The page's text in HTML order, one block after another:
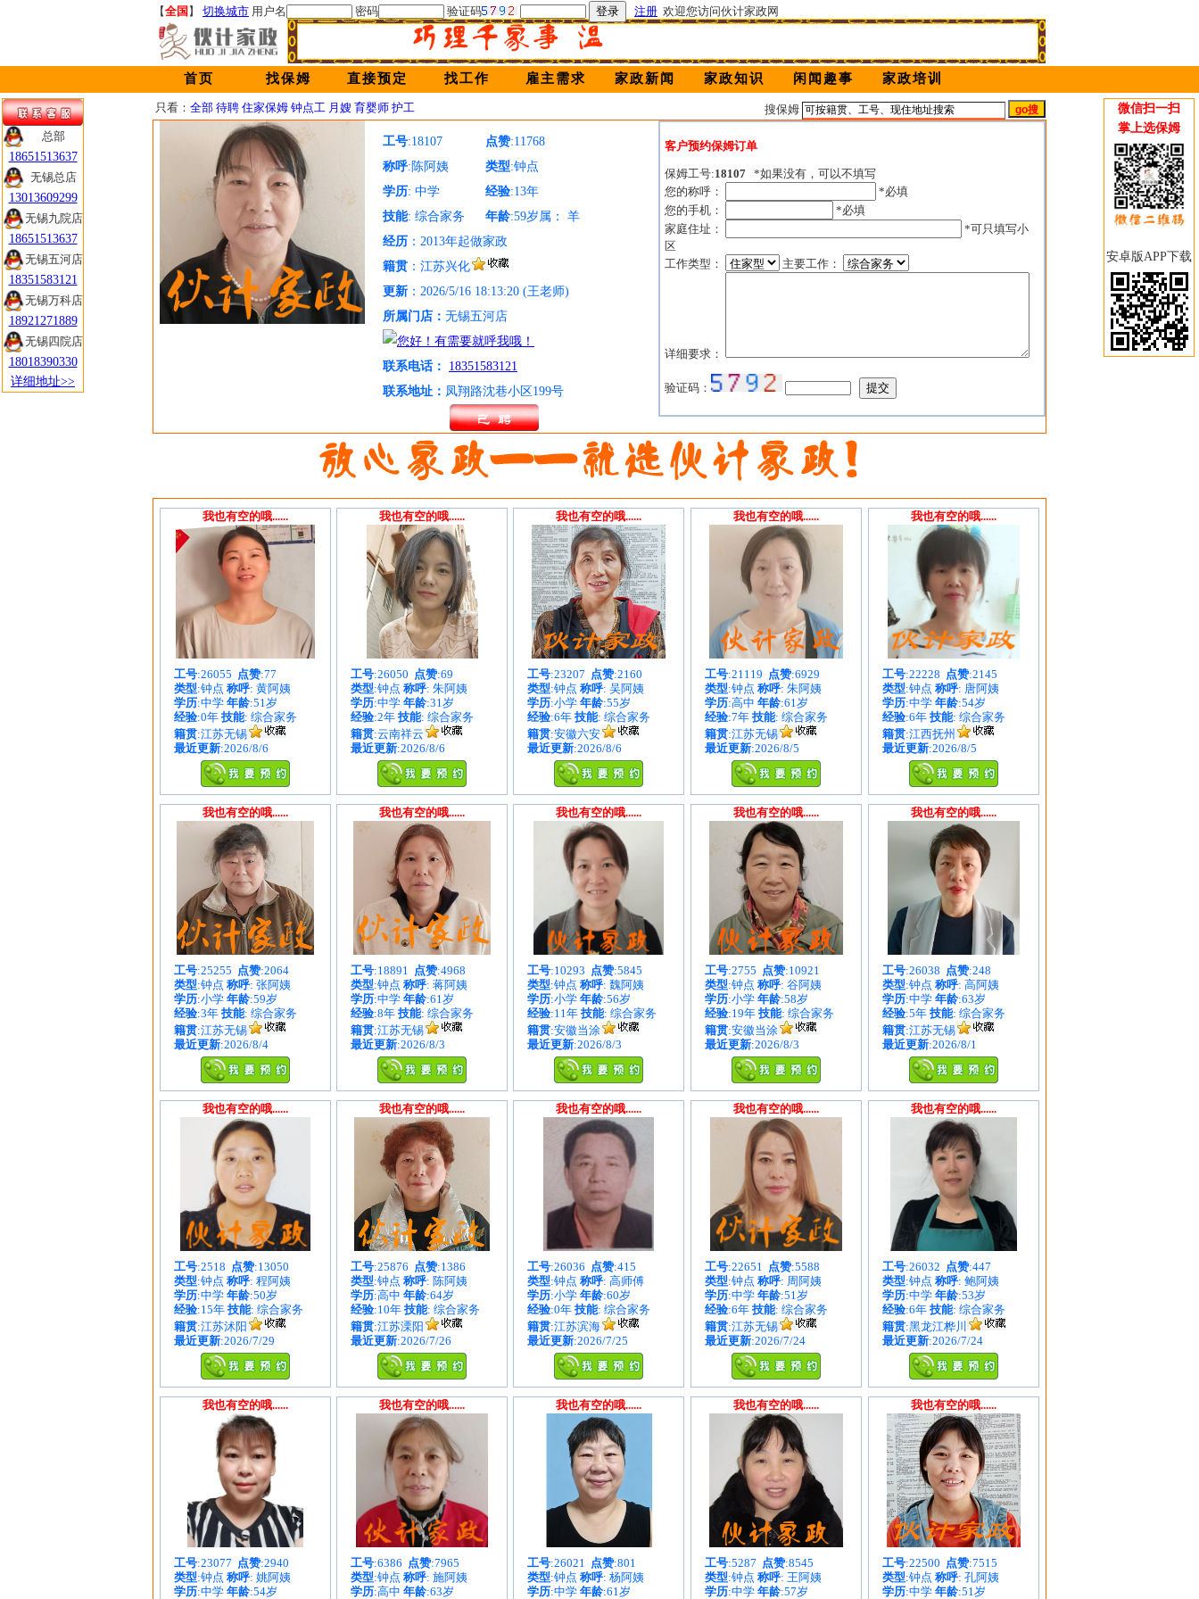
【全国 】 切换城市 用户名 密码 验证码 注册 欢迎您访问伙计家政网
首页 找保姆 直接预定 找工作 雇主需求 家政新闻 家政知识 闲闻趣事 家政培训
只看： 全部 待聘 住家保姆 钟点工 月嫂 育婴师 护工 搜保姆
工号:18107 点赞:11768
称呼:陈阿姨 类型:钟点
学历: 中学 经验:13年
技能: 综合家务 年龄:59岁属： 羊
经历 ：2013年起做家政
籍贯 ：江苏兴化
更新 ：2026/5/16 18:13:20 (王老师)
所属门店： 无锡五河店
联系电话：
18351583121
联系地址： 凤翔路沈巷小区199号
客户预约保姆订单
保姆工号:18107 *如果没有，可以不填写
您的称呼：
*必填
您的手机：
*必填
家庭住址：
*可只填写小
区
工作类型：
主要工作：
详细要求：
验证码：
我也有空的哦......
工号:26055 点赞:77
类型:钟点 称呼: 黄阿姨
学历:中学 年龄:51岁
经验:0年 技能: 综合家务
籍贯:江苏无锡
最近更新:2026/8/6
我也有空的哦......
工号:26050 点赞:69
类型:钟点 称呼: 朱阿姨
学历:中学 年龄:31岁
经验:2年 技能: 综合家务
籍贯:云南祥云
最近更新:2026/8/6
我也有空的哦......
工号:23207 点赞:2160
类型:钟点 称呼: 吴阿姨
学历:小学 年龄:55岁
经验:6年 技能: 综合家务
籍贯:安徽六安
最近更新:2026/8/6
我也有空的哦......
工号:21119 点赞:6929
类型:钟点 称呼: 朱阿姨
学历:高中 年龄:61岁
经验:7年 技能: 综合家务
籍贯:江苏无锡
最近更新:2026/8/5
我也有空的哦......
工号:22228 点赞:2145
类型:钟点 称呼: 唐阿姨
学历:中学 年龄:54岁
经验:6年 技能: 综合家务
籍贯:江西抚州
最近更新:2026/8/5
我也有空的哦......
工号:25255 点赞:2064
类型:钟点 称呼: 张阿姨
学历:小学 年龄:59岁
经验:3年 技能: 综合家务
籍贯:江苏无锡
最近更新:2026/8/4
我也有空的哦......
工号:18891 点赞:4968
类型:钟点 称呼: 蒋阿姨
学历:中学 年龄:61岁
经验:8年 技能: 综合家务
籍贯:江苏无锡
最近更新:2026/8/3
我也有空的哦......
工号:10293 点赞:5845
类型:钟点 称呼: 魏阿姨
学历:小学 年龄:56岁
经验:11年 技能: 综合家务
籍贯:安徽当涂
最近更新:2026/8/3
我也有空的哦......
工号:2755 点赞:10921
类型:钟点 称呼: 谷阿姨
学历:小学 年龄:58岁
经验:19年 技能: 综合家务
籍贯:安徽当涂
最近更新:2026/8/3
我也有空的哦......
工号:26038 点赞:248
类型:钟点 称呼: 高阿姨
学历:中学 年龄:63岁
经验:5年 技能: 综合家务
籍贯:江苏无锡
最近更新:2026/8/1
我也有空的哦......
工号:2518 点赞:13050
类型:钟点 称呼: 程阿姨
学历:中学 年龄:50岁
经验:15年 技能: 综合家务
籍贯:江苏沭阳
最近更新:2026/7/29
我也有空的哦......
工号:25876 点赞:1386
类型:钟点 称呼: 陈阿姨
学历:高中 年龄:64岁
经验:10年 技能: 综合家务
籍贯:江苏溧阳
最近更新:2026/7/26
我也有空的哦......
工号:26036 点赞:415
类型:钟点 称呼: 高师傅
学历:小学 年龄:60岁
经验:0年 技能: 综合家务
籍贯:江苏滨海
最近更新:2026/7/25
我也有空的哦......
工号:22651 点赞:5588
类型:钟点 称呼: 周阿姨
学历:中学 年龄:51岁
经验:6年 技能: 综合家务
籍贯:江苏无锡
最近更新:2026/7/24
我也有空的哦......
工号:26032 点赞:447
类型:钟点 称呼: 鲍阿姨
学历:中学 年龄:53岁
经验:6年 技能: 综合家务
籍贯:黑龙江桦川
最近更新:2026/7/24
我也有空的哦......
工号:23077 点赞:2940
类型:钟点 称呼: 姚阿姨
学历:中学 年龄:54岁
我也有空的哦......
工号:6386 点赞:7965
类型:钟点 称呼: 施阿姨
学历:高中 年龄:63岁
我也有空的哦......
工号:26021 点赞:801
类型:钟点 称呼: 杨阿姨
学历:中学 年龄:61岁
我也有空的哦......
工号:5287 点赞:8545
类型:钟点 称呼: 王阿姨
学历:中学 年龄:57岁
我也有空的哦......
工号:22500 点赞:7515
类型:钟点 称呼: 孔阿姨
学历:中学 年龄:51岁
总部
18651513637
无锡总店
13013609299
无锡九院店
18651513637
无锡五河店
18351583121
无锡万科店
18921271889
无锡四院店
18018390330
详细地址>>
微信扫一扫
掌上选保姆
安卓版APP下载